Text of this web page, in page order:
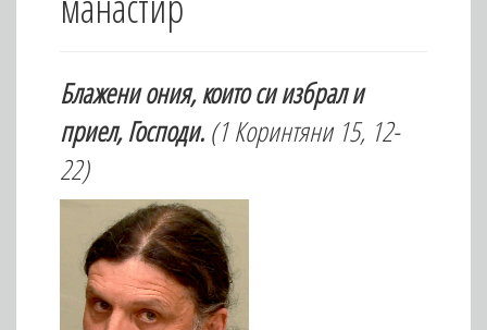
Блажени ония, които си избрал и
приел, Господи. (1 Коринтяни 15, 12-
22)